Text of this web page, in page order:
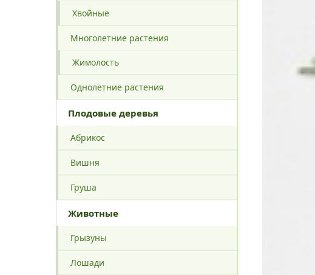
Хвойные
Многолетние растения
Жимолость
Однолетние растения
Плодовые деревья
Абрикос
Вишня
Груша
Животные
Грызуны
Лошади